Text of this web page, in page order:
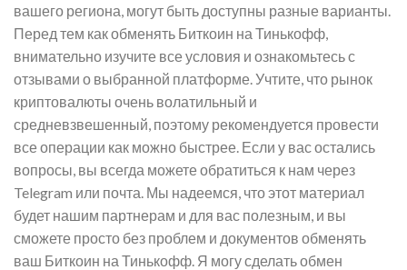
вашего региона, могут быть доступны разные варианты.
Перед тем как обменять Биткоин на Тинькофф,
внимательно изучите все условия и ознакомьтесь с
отзывами о выбранной платформе. Учтите, что рынок
криптовалюты очень волатильный и
средневзвешенный, поэтому рекомендуется провести
все операции как можно быстрее. Если у вас остались
вопросы, вы всегда можете обратиться к нам через
Telegram или почта. Мы надеемся, что этот материал
будет нашим партнерам и для вас полезным, и вы
сможете просто без проблем и документов обменять
ваш Биткоин на Тинькофф. Я могу сделать обмен